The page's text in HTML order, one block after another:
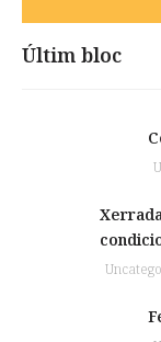
Últim bloc